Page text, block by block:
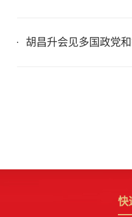
胡昌升会见多国政党
快